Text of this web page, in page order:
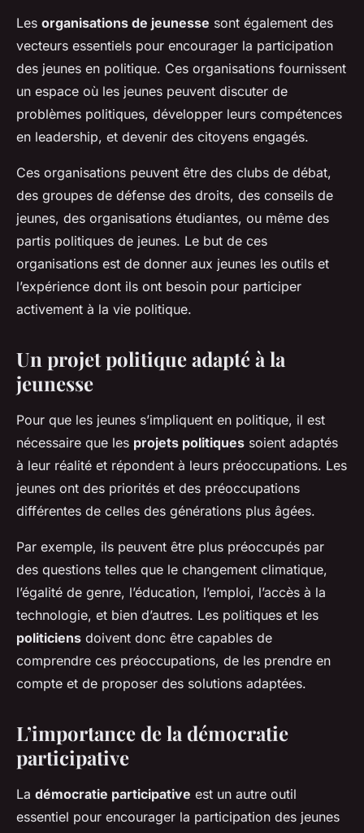
Les organisations de jeunesse sont également des
vecteurs essentiels pour encourager la participation
des jeunes en politique. Ces organisations fournissent
un espace où les jeunes peuvent discuter de
problèmes politiques, développer leurs compétences
en leadership, et devenir des citoyens engagés.
Ces organisations peuvent être des clubs de débat,
des groupes de défense des droits, des conseils de
jeunes, des organisations étudiantes, ou même des
partis politiques de jeunes. Le but de ces
organisations est de donner aux jeunes les outils et
l’expérience dont ils ont besoin pour participer
activement à la vie politique.
Un projet politique adapté à la
jeunesse
Pour que les jeunes s’impliquent en politique, il est
nécessaire que les projets politiques soient adaptés
à leur réalité et répondent à leurs préoccupations. Les
jeunes ont des priorités et des préoccupations
différentes de celles des générations plus âgées.
Par exemple, ils peuvent être plus préoccupés par
des questions telles que le changement climatique,
l’égalité de genre, l’éducation, l’emploi, l’accès à la
technologie, et bien d’autres. Les politiques et les
politiciens doivent donc être capables de
comprendre ces préoccupations, de les prendre en
compte et de proposer des solutions adaptées.
L’importance de la démocratie
participative
La démocratie participative est un autre outil
essentiel pour encourager la participation des jeunes